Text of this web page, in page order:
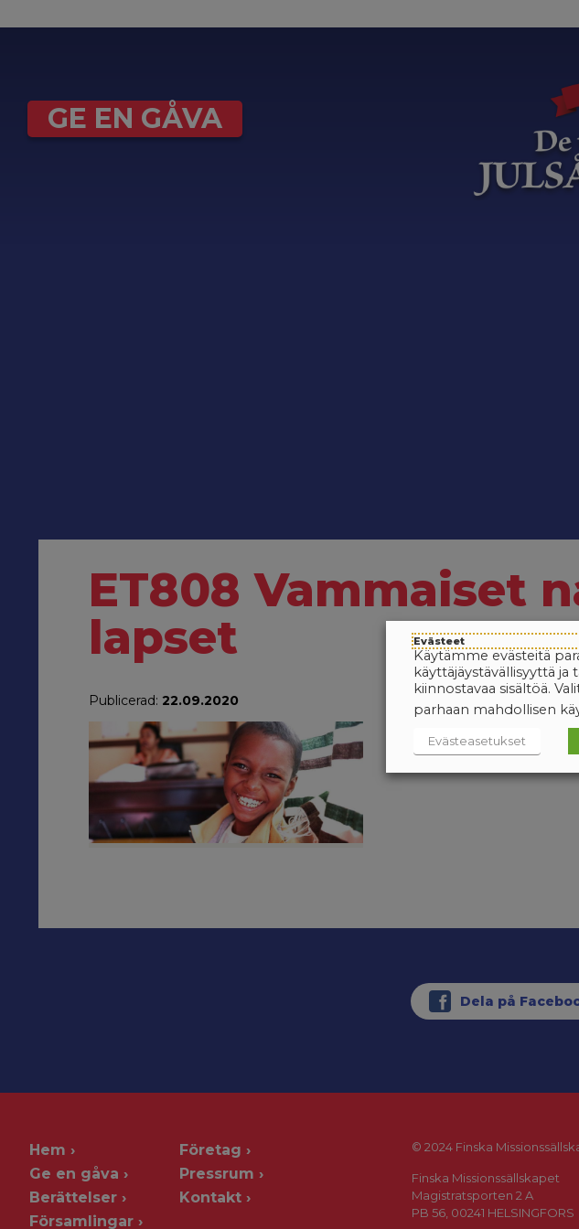
GE EN GÅVA
ET808 Vammaiset
lapset
Publicerad: 22.09.2020
Hem
Ge en gåva
Berättelser
Församlingar
Företag
Pressrum
Kontakt
© 2024 Finska
Finska Missionssällskapet
Magistratsporten 2 A
PB 56, 00241 HELSINGFORS
Evästeet
Käytämme evästeitä
käyttäjäystävällisyyttä ja
kiinnostavaa sisältöä.
parhaan mahdollisen
Evästeasetukset